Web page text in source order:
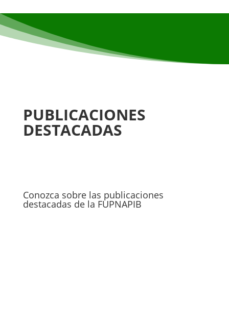
PUBLICACIONES
DESTACADAS
Conozca sobre las publicaciones
destacadas de la FUPNAPIB